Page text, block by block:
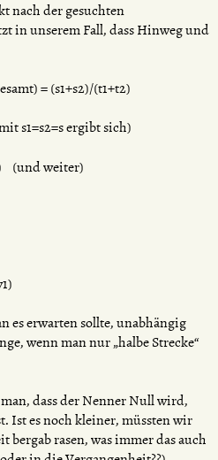
nach der gesuchten
in unserem Fall, dass Hinweg und
= (s1+s2)/(t1+t2)
s1=s2=s ergibt sich)
(und weiter)
es erwarten sollte, unabhängig
wenn man nur „halbe Strecke“
dass der Nenner Null wird,
Ist es noch kleiner, müssten wir
rasen, was immer das auch